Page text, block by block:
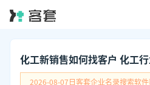
化工新销售如何找客户 化工
2026-08-07日客套企业名录搜索软